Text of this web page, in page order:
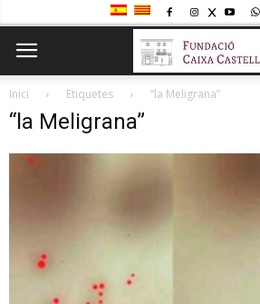
Inici Etiquetes “la Meligrana”
“la Meligrana”